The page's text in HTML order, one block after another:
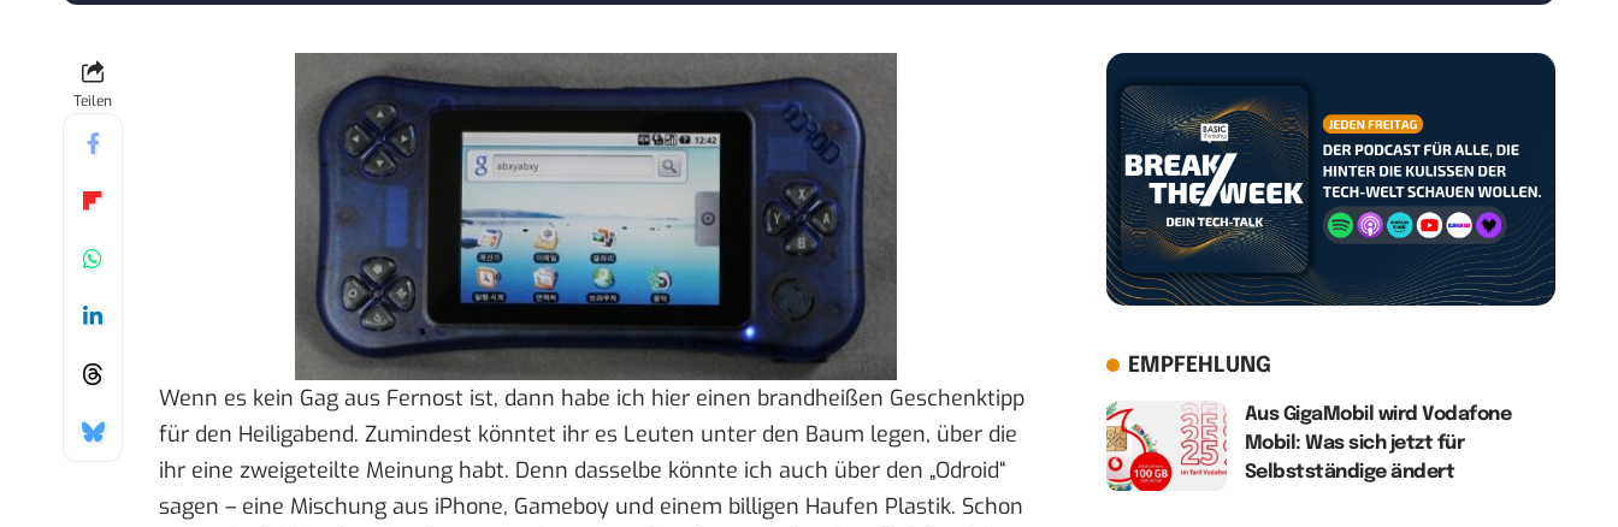
Teilen
Wenn es kein Gag aus Fernost ist, dann habe ich hier einen brandheißen Geschenktipp
für den Heiligabend. Zumindest könntet ihr es Leuten unter den Baum legen, über die
ihr eine zweigeteilte Meinung habt. Denn dasselbe könnte ich auch über den „Odroid“
sagen – eine Mischung aus iPhone, Gameboy und einem billigen Haufen Plastik. Schon
EMPFEHLUNG
Aus GigaMobil wird Vodafone
Mobil: Was sich jetzt für
Selbstständige ändert